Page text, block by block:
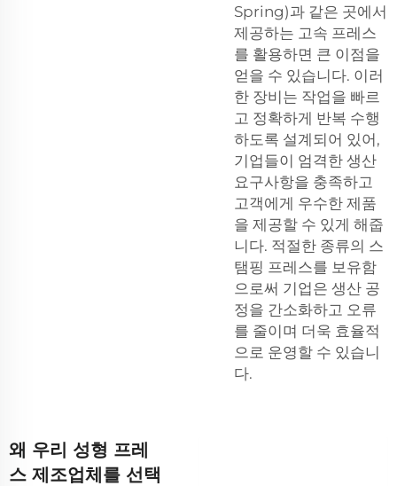
Spring)과 같은 곳에서
제공하는 고속 프레스
를 활용하면 큰 이점을
얻을 수 있습니다. 이러
한 장비는 작업을 빠르
고 정확하게 반복 수행
하도록 설계되어 있어,
기업들이 엄격한 생산
요구사항을 충족하고
고객에게 우수한 제품
을 제공할 수 있게 해줍
니다. 적절한 종류의 스
탬핑 프레스를 보유함
으로써 기업은 생산 공
정을 간소화하고 오류
를 줄이며 더욱 효율적
으로 운영할 수 있습니
다.
왜 우리 성형 프레
스 제조업체를 선택